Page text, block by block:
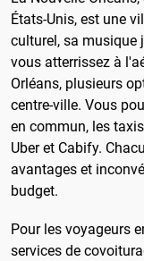
États-Unis, est une
culturel, sa musique
vous atterrissez à
Orléans, plusieurs
centre-ville. Vous
en commun, les
Uber et Cabify.
avantages et
budget.
Pour les voyageurs
services de